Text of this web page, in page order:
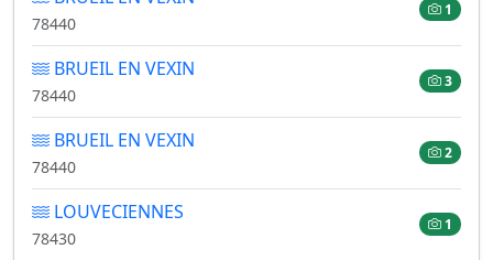
78440
1
BRUEIL EN VEXIN
78440
3
BRUEIL EN VEXIN
78440
2
LOUVECIENNES
78430
1